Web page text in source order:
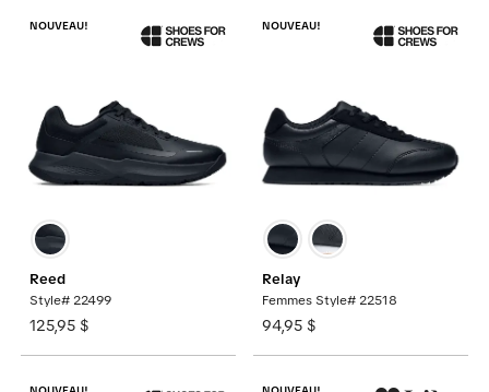
NOUVEAU!
Reed
Style# 22499
125,95 $
NOUVEAU!
Relay
Femmes Style# 22518
94,95 $